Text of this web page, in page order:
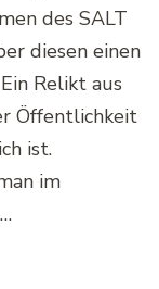
des SALT
diesen einen
Relikt aus
Öffentlichkeit
ist.
im